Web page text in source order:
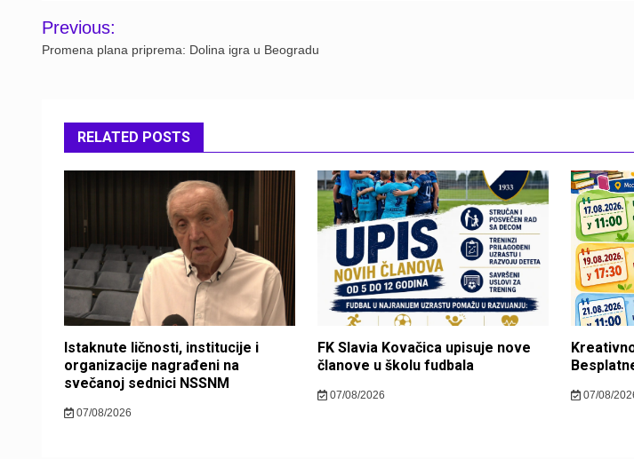
Post
navigation
Previous:
Promena plana priprema: Dolina igra u Beogradu
RELATED POSTS
Istaknute ličnosti, institucije i
organizacije nagrađeni na
svečanoj sednici NSSNM
07/08/2026
FK Slavia Kovačica upisuje nove
članove u školu fudbala
07/08/2026 07/08/